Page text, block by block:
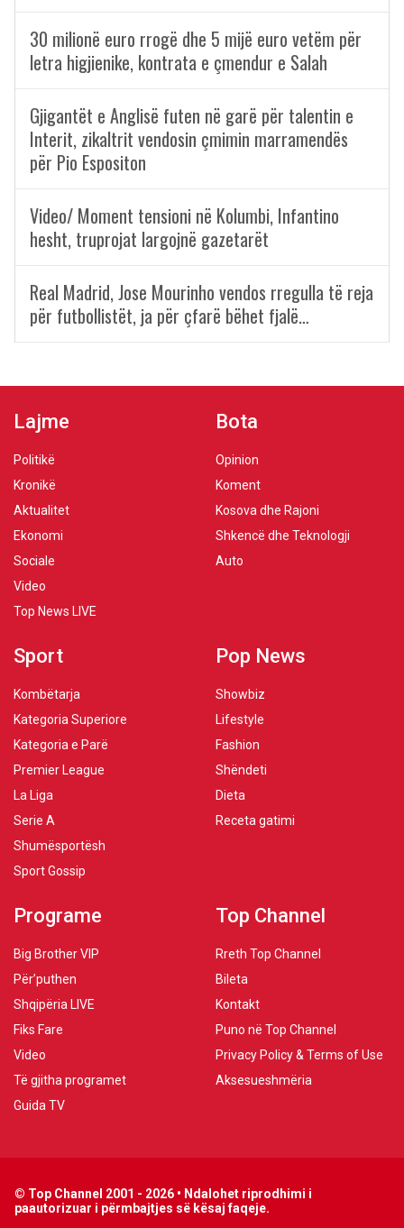
30 milionë euro rrogë dhe 5 mijë euro vetëm për
letra higjienike, kontrata e çmendur e Salah
Gjigantët e Anglisë futen në garë për talentin e
Interit, zikaltrit vendosin çmimin marramendës
për Pio Espositon
Video/ Moment tensioni në Kolumbi, Infantino
hesht, truprojat largojnë gazetarët
Real Madrid, Jose Mourinho vendos rregulla të reja
për futbollistët, ja për çfarë bëhet fjalë…
Lajme
Politikë
Kronikë
Aktualitet
Ekonomi
Sociale
Video
Top News LIVE
Bota
Opinion
Koment
Kosova dhe Rajoni
Shkencë dhe Teknologji
Auto
Sport
Kombëtarja
Kategoria Superiore
Kategoria e Parë
Premier League
La Liga
Serie A
Shumësportësh
Sport Gossip
Pop News
Showbiz
Lifestyle
Fashion
Shëndeti
Dieta
Receta gatimi
Programe
Big Brother VIP
Për’puthen
Shqipëria LIVE
Fiks Fare
Video
Të gjitha programet
Guida TV
Top Channel
Rreth Top Channel
Bileta
Kontakt
Puno në Top Channel
Privacy Policy & Terms of Use
Aksesueshmëria
© Top Channel 2001 - 2026 • Ndalohet riprodhimi i
paautorizuar i përmbajtjes së kësaj faqeje.